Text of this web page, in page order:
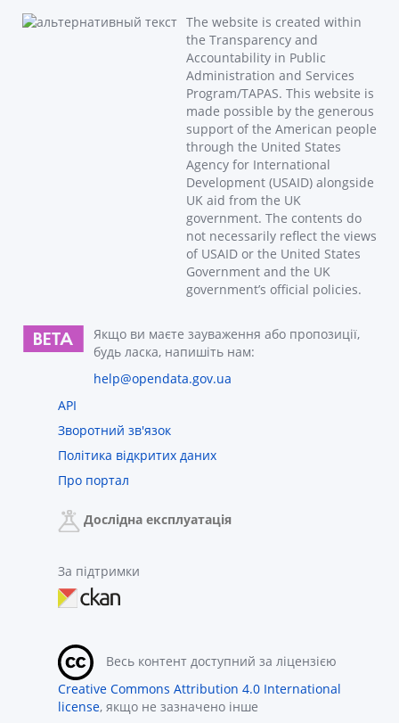
The website is created within
the Transparency and
Accountability in Public
Administration and Services
Program/TAPAS. This website is
made possible by the generous
support of the American people
through the United States
Agency for International
Development (USAID) alongside
UK aid from the UK
government. The contents do
not necessarily reflect the views
of USAID or the United States
Government and the UK
government’s official policies.
Якщо ви маєте зауваження або пропозиції,
будь ласка, напишіть нам:
help@opendata.gov.ua
API
Зворотний зв'язок
Політика відкритих даних
Про портал
Дослідна експлуатація
За підтримки
Весь контент доступний за ліцензією
Creative Commons Attribution 4.0 International
license, якщо не зазначено інше